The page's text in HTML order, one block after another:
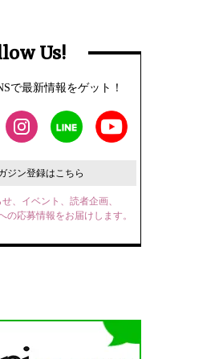
Us!
で最新情報をゲット！
ジン登録はこちら
、イベント、読者企画、
の応募情報をお届けします。